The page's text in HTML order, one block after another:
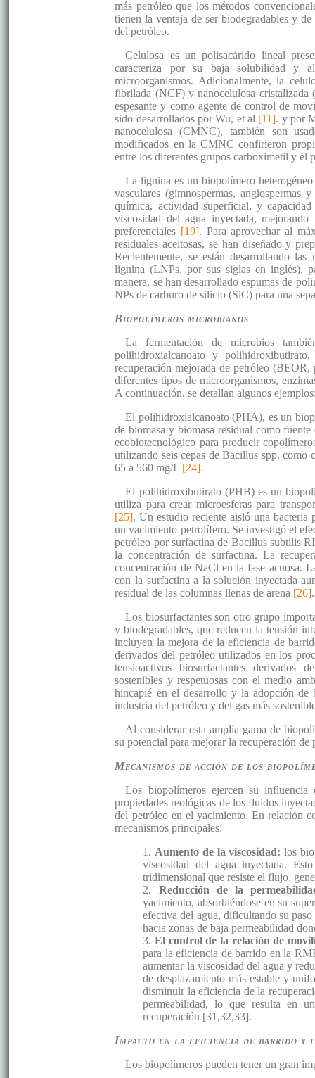
más petróleo que los métodos
tienen la ventaja de ser biodegradables y
del petróleo.
Celulosa es un polisacárido lineal
caracteriza por su baja solubilidad y
microorganismos. Adicionalmente, la
fibrilada (NCF) y nanocelulosa cristalizada
espesante y como agente de control de
sido desarrollados por Wu, et al [11]. y por
nanocelulosa (CMNC), también son
modificados en la CMNC confirieron
entre los diferentes grupos carboximetil y el
La lignina es un biopolímero
vasculares (gimnospermas, angiospermas
química, actividad superficial, y
viscosidad del agua inyectada,
preferenciales [19]. Para aprovechar al
residuales aceitosas, se han diseñado y
Recientemente, se están desarrollando
lignina (LNPs, por sus siglas en inglés),
manera, se han desarrollado espumas de
NPs de carburo de silicio (SiC) para una
Biopolímeros microbianos
La fermentación de microbios
polihidroxialcanoato y
recuperación mejorada de petróleo
diferentes tipos de microorganismos,
A continuación, se detallan algunos
El polihidroxialcanoato (PHA), es un
de biomasa y biomasa residual como
ecobiotecnológico para producir
utilizando seis cepas de Bacillus spp.
65 a 560 mg/L [24].
El polihidroxibutirato (PHB) es un
utiliza para crear microesferas para
[25]. Un estudio reciente aisló una
un yacimiento petrolífero. Se investigó el
petróleo por surfactina de Bacillus subtilis
la concentración de surfactina. La
concentración de NaCl en la fase acuosa.
con la surfactina a la solución inyectada
residual de las columnas llenas de arena [26].
Los biosurfactantes son otro grupo
y biodegradables, que reducen la tensión
incluyen la mejora de la eficiencia de
derivados del petróleo utilizados en los
tensioactivos biosurfactantes derivados
sostenibles y respetuosas con el medio
hincapié en el desarrollo y la adopción de
industria del petróleo y del gas más
Al considerar esta amplia gama de
su potencial para mejorar la recuperación
Mecanismos de acción de los
Los biopolímeros ejercen su
propiedades reológicas de los fluidos
del petróleo en el yacimiento. En relación
mecanismos principales:
1. Aumento de la viscosidad: los
viscosidad del agua inyectada.
tridimensional que resiste el flujo,
2. Reducción de la
yacimiento, absorbiéndose en su
efectiva del agua, dificultando su
hacia zonas de baja permeabilidad
3.El control de la relación de
para la eficiencia de barrido en la
aumentar la viscosidad del agua y
de desplazamiento más estable y
disminuir la eficiencia de la
permeabilidad, lo que resulta en
recuperación [31,32,33].
Impacto en la eficiencia de barrido
Los biopolímeros pueden tener un gran